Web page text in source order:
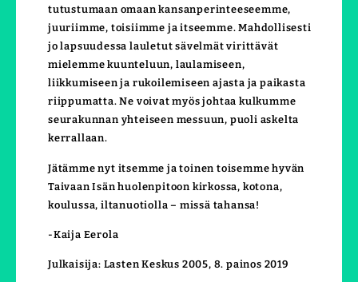
tutustumaan omaan kansanperinteeseemme,
juuriimme, toisiimme ja itseemme. Mahdollisesti
jo lapsuudessa lauletut sävelmät virittävät
mielemme kuunteluun, laulamiseen,
liikkumiseen ja rukoilemiseen ajasta ja paikasta
riippumatta. Ne voivat myös johtaa kulkumme
seurakunnan yhteiseen messuun, puoli askelta
kerrallaan.
Jätämme nyt itsemme ja toinen toisemme hyvän
Taivaan Isän huolenpitoon kirkossa, kotona,
koulussa, iltanuotiolla – missä tahansa!
-Kaija Eerola
Julkaisija: Lasten Keskus 2005, 8. painos 2019